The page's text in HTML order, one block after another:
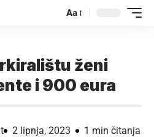
Aa
ženi
i 900 eura
2 lipnja, 2023 1 min čitanja